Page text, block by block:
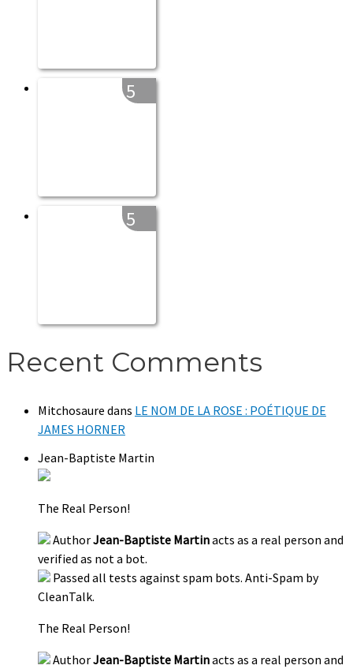
5
5
Recent Comments
Mitchosaure dans LE NOM DE LA ROSE : POÉTIQUE DE
JAMES HORNER
Jean-Baptiste Martin
The Real Person!
AuthorJean-Baptiste Martinacts as a real person and
verified as not a bot.
Passed all tests against spam bots. Anti-Spam by
CleanTalk.
The Real Person!
AuthorJean-Baptiste Martinacts as a real person and